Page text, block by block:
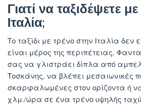
Γιατί να ταξιδέψετε
Ιταλία;
Το ταξίδι με τρένο στην Ιταλία δεν
είναι μέρος της περιπέτειας.
σας να γλιστράει δίπλα από
Τοσκάνης, να βλέπει μεσαιωνικές
σκαρφαλωμένες στον ορίζοντα ή
χλμ./ώρα σε ένα τρένο υψηλής